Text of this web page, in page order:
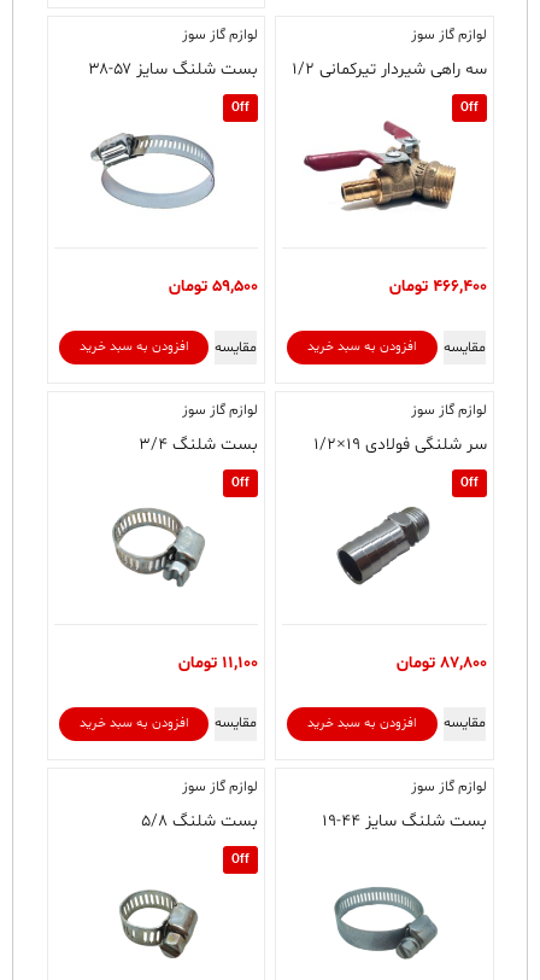
لوازم گاز سوز
سه راهی شیردار تیرکمانی ۱/۲
Off
466,400 تومان
افزودن به سبد خرید مقایسه
لوازم گاز سوز
بست شلنگ سایز ۵۷-۳۸
Off
59,500 تومان
افزودن به سبد خرید مقایسه
لوازم گاز سوز
سر شلنگی فولادی ۱۹×۱/۲
Off
87,800 تومان
افزودن به سبد خرید مقایسه
لوازم گاز سوز
بست شلنگ ۳/۴
Off
11,100 تومان
افزودن به سبد خرید مقایسه
لوازم گاز سوز
بست شلنگ سایز ۴۴-۱۹
لوازم گاز سوز
بست شلنگ ۵/۸
Off